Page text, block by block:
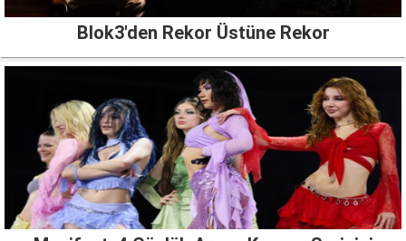
Blok3'den Rekor Üstüne Rekor